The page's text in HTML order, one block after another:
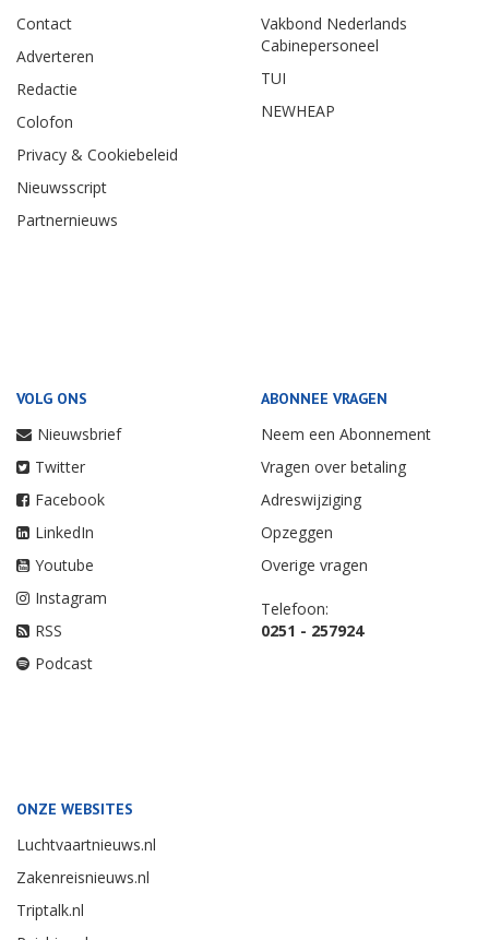
Contact
Adverteren
Redactie
Colofon
Privacy & Cookiebeleid
Nieuwsscript
Partnernieuws
Vakbond Nederlands
Cabinepersoneel
TUI
NEWHEAP
VOLG ONS
Nieuwsbrief
Twitter
Facebook
LinkedIn
Youtube
Instagram
RSS
Podcast
ABONNEE VRAGEN
Neem een Abonnement
Vragen over betaling
Adreswijziging
Opzeggen
Overige vragen
Telefoon:
0251 - 257924
ONZE WEBSITES
Luchtvaartnieuws.nl
Zakenreisnieuws.nl
Triptalk.nl